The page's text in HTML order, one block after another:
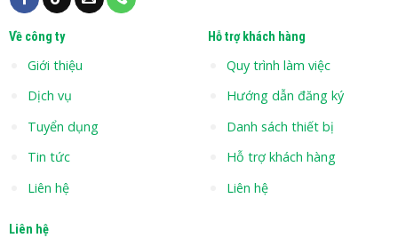
Về công ty
Giới thiệu
Dịch vụ
Tuyển dụng
Tin tức
Liên hệ
Hỗ trợ khách hàng
Quy trình làm việc
Hướng dẫn đăng ký
Danh sách thiết bị
Hỗ trợ khách hàng
Liên hệ
Liên hệ